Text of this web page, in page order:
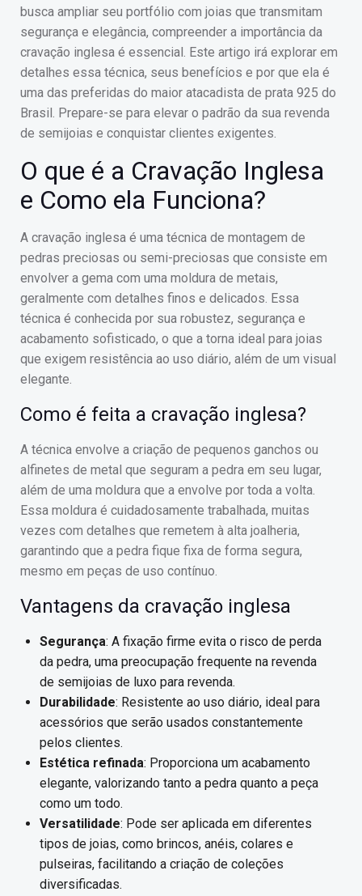
busca ampliar seu portfólio com joias que transmitam
segurança e elegância, compreender a importância da
cravação inglesa é essencial. Este artigo irá explorar em
detalhes essa técnica, seus benefícios e por que ela é
uma das preferidas do maior atacadista de prata 925 do
Brasil. Prepare-se para elevar o padrão da sua revenda
de semijoias e conquistar clientes exigentes.
O que é a Cravação Inglesa
e Como ela Funciona?
A cravação inglesa é uma técnica de montagem de
pedras preciosas ou semi-preciosas que consiste em
envolver a gema com uma moldura de metais,
geralmente com detalhes finos e delicados. Essa
técnica é conhecida por sua robustez, segurança e
acabamento sofisticado, o que a torna ideal para joias
que exigem resistência ao uso diário, além de um visual
elegante.
Como é feita a cravação inglesa?
A técnica envolve a criação de pequenos ganchos ou
alfinetes de metal que seguram a pedra em seu lugar,
além de uma moldura que a envolve por toda a volta.
Essa moldura é cuidadosamente trabalhada, muitas
vezes com detalhes que remetem à alta joalheria,
garantindo que a pedra fique fixa de forma segura,
mesmo em peças de uso contínuo.
Vantagens da cravação inglesa
Segurança: A fixação firme evita o risco de perda
da pedra, uma preocupação frequente na revenda
de semijoias de luxo para revenda.
Durabilidade: Resistente ao uso diário, ideal para
acessórios que serão usados constantemente
pelos clientes.
Estética refinada: Proporciona um acabamento
elegante, valorizando tanto a pedra quanto a peça
como um todo.
Versatilidade: Pode ser aplicada em diferentes
tipos de joias, como brincos, anéis, colares e
pulseiras, facilitando a criação de coleções
diversificadas.